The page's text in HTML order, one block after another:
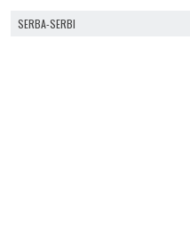
SERBA-SERBI